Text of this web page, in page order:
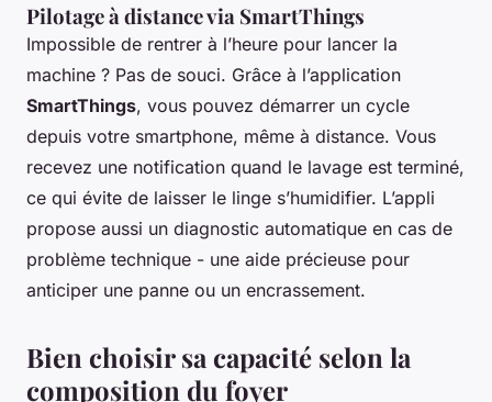
Pilotage à distance via SmartThings
Impossible de rentrer à l’heure pour lancer la
machine ? Pas de souci. Grâce à l’application
SmartThings, vous pouvez démarrer un cycle
depuis votre smartphone, même à distance. Vous
recevez une notification quand le lavage est terminé,
ce qui évite de laisser le linge s’humidifier. L’appli
propose aussi un diagnostic automatique en cas de
problème technique - une aide précieuse pour
anticiper une panne ou un encrassement.
Bien choisir sa capacité selon la
composition du foyer